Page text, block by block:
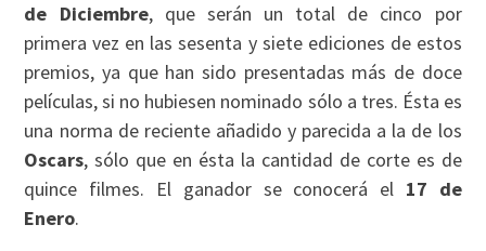
de Diciembre, que serán un total de cinco por
primera vez en las sesenta y siete ediciones de estos
premios, ya que han sido presentadas más de doce
películas, si no hubiesen nominado sólo a tres. Ésta es
una norma de reciente añadido y parecida a la de los
Oscars, sólo que en ésta la cantidad de corte es de
quince filmes. El ganador se conocerá el 17 de
Enero.